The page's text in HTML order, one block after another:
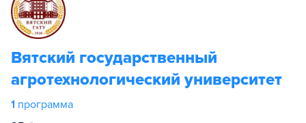
Вятский государственный
агротехнологический университет
1 программа